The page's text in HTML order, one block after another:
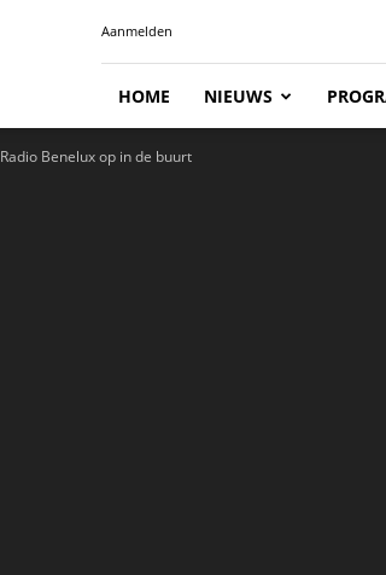
Aanmelden
HOME NIEUWS
Radio Benelux op in de buurt